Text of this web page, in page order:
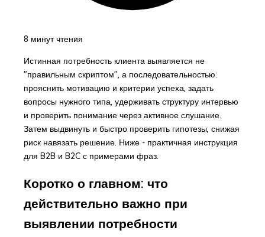
8 минут чтения
Истинная потребность клиента выявляется не
"правильным скриптом", а последовательностью:
прояснить мотивацию и критерии успеха, задать
вопросы нужного типа, удерживать структуру интервью
и проверить понимание через активное слушание.
Затем выдвинуть и быстро проверить гипотезы, снижая
риск навязать решение. Ниже - практичная инструкция
для B2B и B2C с примерами фраз.
Коротко о главном: что
действительно важно при
выявлении потребности